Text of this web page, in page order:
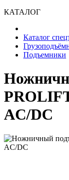
КАТАЛОГ
Каталог
Подъемники
AC/DC